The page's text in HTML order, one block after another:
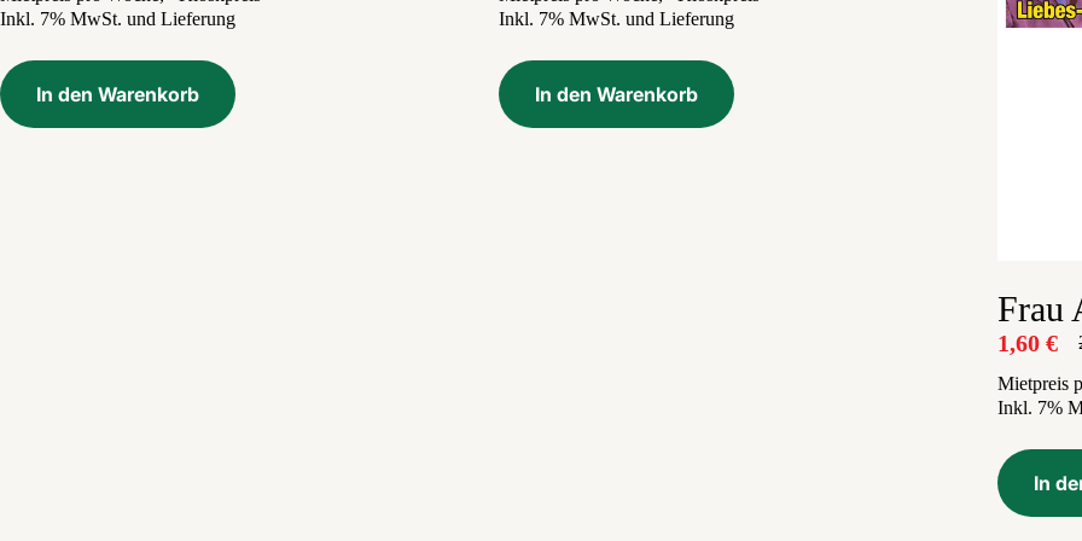
war:
ist:
Inkl. 7% MwSt. und Lieferung
In den Warenkorb
war:
ist:
Inkl. 7% MwSt. und Lieferung
In den Warenkorb
Frau
1,60€
Mietpreis
Inkl. 7%
In